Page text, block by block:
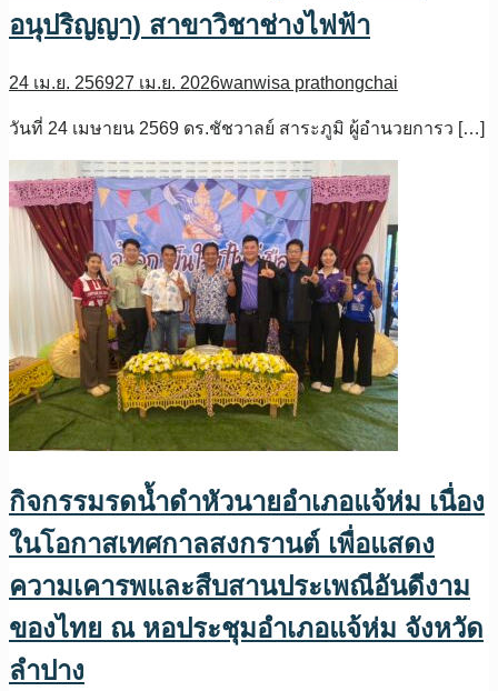
อนุปริญญา) สาขาวิชาช่างไฟฟ้า
24 เม.ย. 256927 เม.ย. 2026wanwisa prathongchai
วันที่ 24 เมษายน 2569 ดร.ชัชวาลย์ สาระภูมิ ผู้อำนวยการว […]
กิจกรรมรดน้ำดำหัวนายอำเภอแจ้ห่ม เนื่อง
ในโอกาสเทศกาลสงกรานต์ เพื่อแสดง
ความเคารพและสืบสานประเพณีอันดีงาม
ของไทย ณ หอประชุมอำเภอแจ้ห่ม จังหวัด
ลำปาง